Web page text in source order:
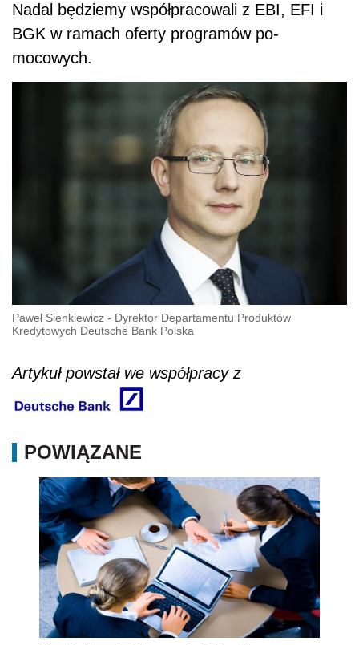
Nadal będziemy współpracowali z EBI, EFI i
BGK w ramach oferty programów po­
mocowych.
Paweł Sienkiewicz - Dyrektor Departamentu Produktów
Kredytowych Deutsche Bank Polska
Artykuł powstał we współpracy z
POWIĄZANE